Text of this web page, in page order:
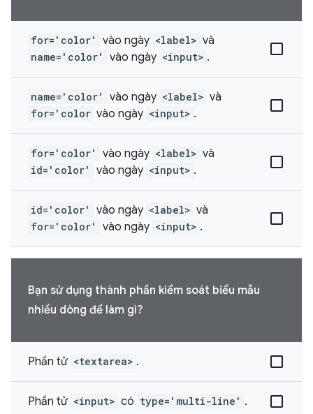
for='color' vào ngày <label> và
name='color' vào ngày <input> .
name='color' vào ngày <label> và
for='color vào ngày <input> .
for='color' vào ngày <label> và
id='color' vào ngày <input> .
id='color' vào ngày <label> và
for='color' vào ngày <input> .
Bạn sử dụng thành phần kiểm soát biểu mẫu
nhiều dòng để làm gì?
Phần tử <textarea> .
Phần tử <input> có type='multi-line' .